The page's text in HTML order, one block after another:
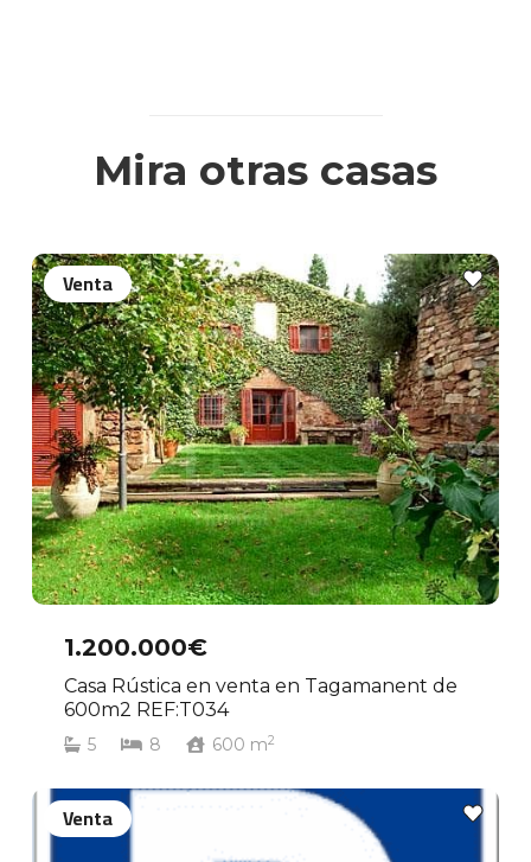
Mira otras casas
1.200.000€
Casa Rústica en venta en Tagamanent de
600m2 REF:T034
5 8 600 m2
Venta
Venta